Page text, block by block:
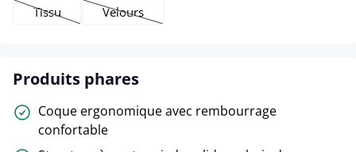
Tissu
(Cette option n'est pas disponible pour le moment.)
Velours
(Cette option n'est pas disponible pour le
Produits phares
Coque ergonomique avec rembourrage
confortable